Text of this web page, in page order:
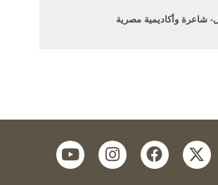
شاعرة وأكاديمية مصرية
twitter
facebook
instagram
youtube